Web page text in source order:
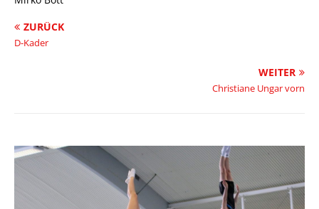
ZURÜCK
D-Kader
WEITER
Christiane Ungar vorn